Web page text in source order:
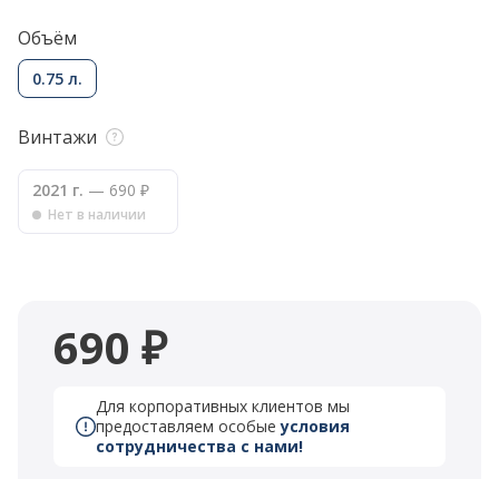
Объём
0.75 л.
Винтажи
2021 г. — 690 ₽
Нет в наличии
690 ₽
Для корпоративных клиентов мы
предоставляем особыеусловия
сотрудничества с нами!